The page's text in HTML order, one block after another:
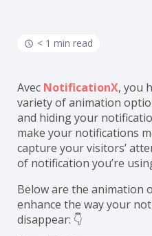
< 1 min read
Avec NotificationX, you
variety of animation
and hiding your
make your notifications
capture your visitors’
of notification you’re
Below are the animation
enhance the way your
disappear: 👇